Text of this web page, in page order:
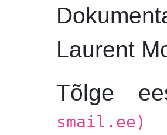
Laurent
Tõlge
smail.ee)